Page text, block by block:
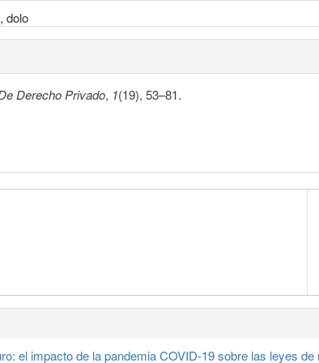
dolo
Derecho Privado, 1(19), 53–81.
el impacto de la pandemia COVID-19 sobre las leyes